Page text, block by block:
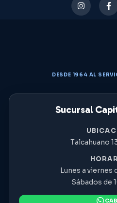
DESDE 1964 AL
Sucursal
Talcahuano
Lunes a viernes
Sábados de